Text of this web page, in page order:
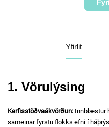
Yfirlit
1. Vörulýsing
Kerfisstöðvaákvörðun: Innblæstur
sameinar fyrstu flokks efni í